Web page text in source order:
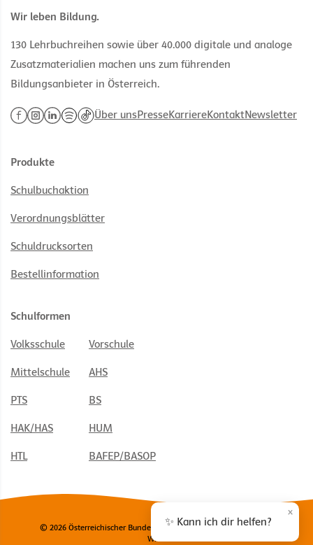
Wir leben Bildung.
130 Lehrbuchreihen sowie über 40.000 digitale und analoge
Zusatzmaterialien machen uns zum führenden
Bildungsanbieter in Österreich.
Über unsPresseKarriereKontaktNewsletter
Produkte
Schulbuchaktion
Verordnungsblätter
Schuldrucksorten
Bestellinformation
Schulformen
Volksschule Vorschule
Mittelschule AHS
PTS BS
HAK/HAS HUM
HTL BAFEP/BASOP
© 2026 Österreichischer Bundesverlag Schulbuch GmbH & Co. KG,
Wien
✨ Kann ich dir helfen?
×